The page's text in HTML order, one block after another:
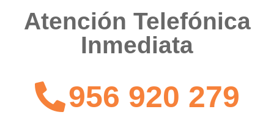
Atención Telefónica
Inmediata
956 920 279